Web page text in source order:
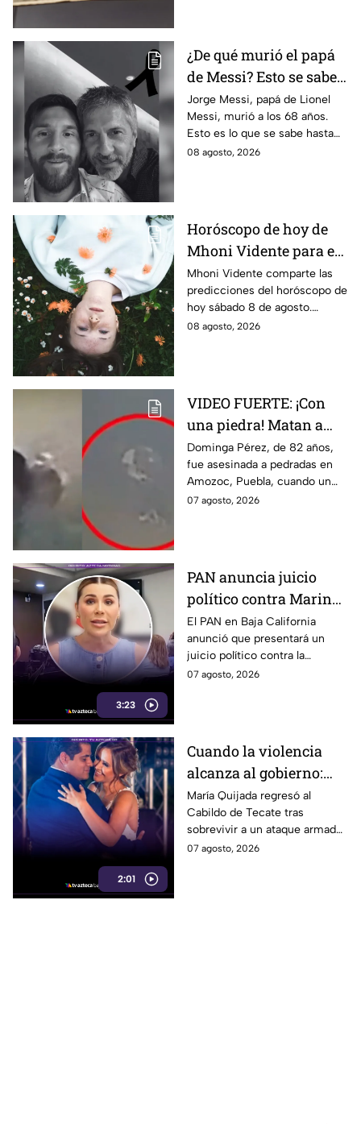
¿De qué murió el papá
de Messi? Esto se sabe
sobre el fallecimiento
de Jorge Messi
Jorge Messi, papá de Lionel
Messi, murió a los 68 años.
Esto es lo que se sabe hasta
ahora sobre su fallecimiento
08 agosto, 2026
Horóscopo de hoy de
Mhoni Vidente para el
sábado 8 de agosto
¡Cierre de ciclo!
Mhoni Vidente comparte las
predicciones del horóscopo de
hoy sábado 8 de agosto.
Descubre qué signos vivirán
08 agosto, 2026
VIDEO FUERTE: ¡Con
una piedra! Matan a
vendedora de cemitas
de 82 años mientras iba
a su casa
Dominga Pérez, de 82 años,
fue asesinada a pedradas en
Amozoc, Puebla, cuando un
sujeto le robó los 90 pesos
07 agosto, 2026
3:23
PAN anuncia juicio
político contra Marina
del Pilar y la fiscal de
Baja California
El PAN en Baja California
anunció que presentará un
juicio político contra la
gobernadora y la fiscal del
07 agosto, 2026
2:01
Cuando la violencia
alcanza al gobierno:
regidora de Tecate
vuelve al Cabildo tras
sobrevivir a un ataque
armado
María Quijada regresó al
Cabildo de Tecate tras
sobrevivir a un ataque armado
en el que murió su esposo y
07 agosto, 2026